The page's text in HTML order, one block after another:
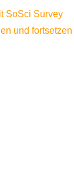
SoSci Survey
und fortsetzen